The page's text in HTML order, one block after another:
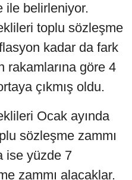
ile belirleniyor.
toplu sözleşme
kadar da fark
rakamlarına göre 4
çıkmış oldu.
Ocak ayında
sözleşme zammı
ise yüzde 7
zammı alacaklar.